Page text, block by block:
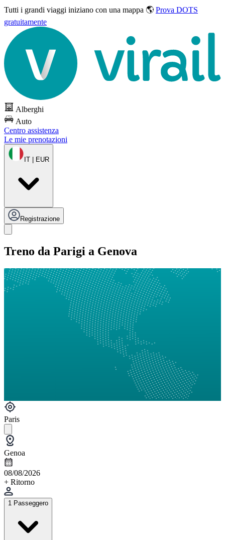
Tutti i grandi viaggi iniziano con una mappa 🌎 Prova DOTS
gratuitamente
Alberghi
Auto
Centro assistenza
Le mie prenotazioni
IT | EUR
Registrazione
Treno da Parigi a Genova
Paris
Genoa
08/08/2026
+ Ritorno
1 Passeggero